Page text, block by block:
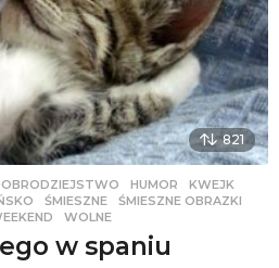
821
,HUMOR ,KWEJK
,ŚMIESZNE ,ŚMIESZNE OBRAZKI
,WOLNE
w spaniu